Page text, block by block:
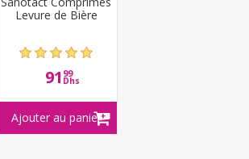
Levure de Bière
91 99
Dhs